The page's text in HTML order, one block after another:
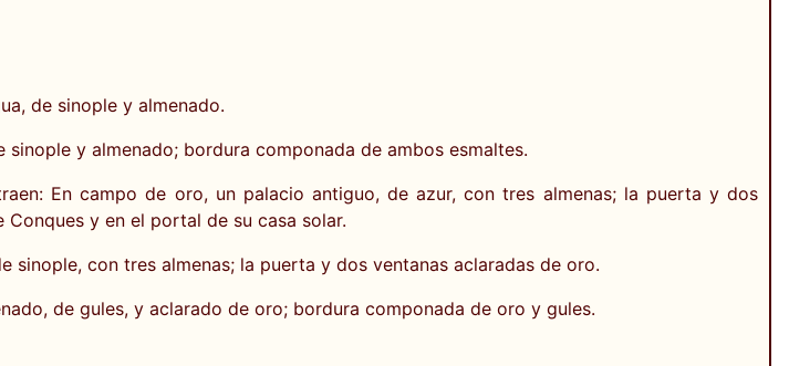
de sinople y almenado.
y almenado; bordura componada de ambos esmaltes.
En campo de oro, un palacio antiguo, de azur, con tres almenas; la puerta y dos
y en el portal de su casa solar.
sinople, con tres almenas; la puerta y dos ventanas aclaradas de oro.
de gules, y aclarado de oro; bordura componada de oro y gules.